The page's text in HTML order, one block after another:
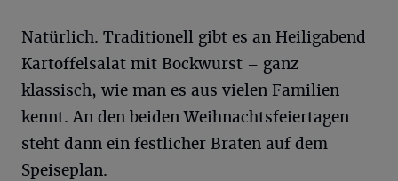
Natürlich. Traditionell gibt es an Heiligabend
Kartoffelsalat mit Bockwurst – ganz
klassisch, wie man es aus vielen Familien
kennt. An den beiden Weihnachtsfeiertagen
steht dann ein festlicher Braten auf dem
Speiseplan.